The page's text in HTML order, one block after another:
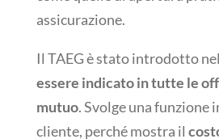
assicurazione.
Il TAEG è stato introdotto
essere indicato in tutte le
mutuo. Svolge una funzione
cliente, perché mostra il